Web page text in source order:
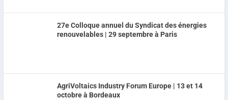
27e Colloque annuel du Syndicat des énergies
renouvelables | 29 septembre à Paris
AgriVoltaics Industry Forum Europe | 13 et 14
octobre à Bordeaux